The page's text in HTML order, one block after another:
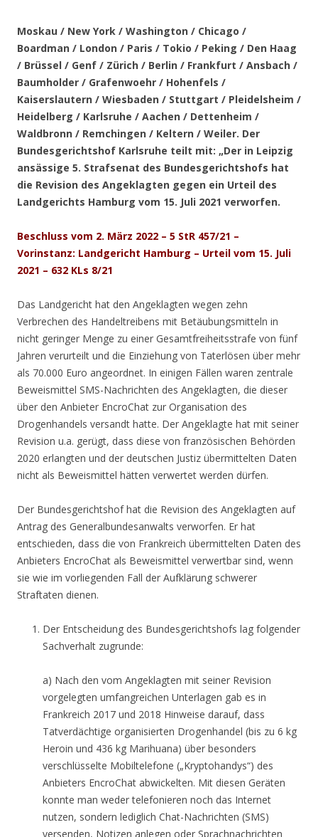
Moskau / New York / Washington / Chicago /
Boardman / London / Paris / Tokio / Peking / Den Haag
/ Brüssel / Genf / Zürich / Berlin / Frankfurt / Ansbach /
Baumholder / Grafenwoehr / Hohenfels /
Kaiserslautern / Wiesbaden / Stuttgart / Pleidelsheim /
Heidelberg / Karlsruhe / Aachen / Dettenheim /
Waldbronn / Remchingen / Keltern / Weiler. Der
Bundesgerichtshof Karlsruhe teilt mit: „Der in Leipzig
ansässige 5. Strafsenat des Bundesgerichtshofs hat
die Revision des Angeklagten gegen ein Urteil des
Landgerichts Hamburg vom 15. Juli 2021 verworfen.
Beschluss vom 2. März 2022 – 5 StR 457/21 –
Vorinstanz: Landgericht Hamburg – Urteil vom 15. Juli
2021 – 632 KLs 8/21
Das Landgericht hat den Angeklagten wegen zehn
Verbrechen des Handeltreibens mit Betäubungsmitteln in
nicht geringer Menge zu einer Gesamtfreiheitsstrafe von fünf
Jahren verurteilt und die Einziehung von Taterlösen über mehr
als 70.000 Euro angeordnet. In einigen Fällen waren zentrale
Beweismittel SMS-Nachrichten des Angeklagten, die dieser
über den Anbieter EncroChat zur Organisation des
Drogenhandels versandt hatte. Der Angeklagte hat mit seiner
Revision u.a. gerügt, dass diese von französischen Behörden
2020 erlangten und der deutschen Justiz übermittelten Daten
nicht als Beweismittel hätten verwertet werden dürfen.
Der Bundesgerichtshof hat die Revision des Angeklagten auf
Antrag des Generalbundesanwalts verworfen. Er hat
entschieden, dass die von Frankreich übermittelten Daten des
Anbieters EncroChat als Beweismittel verwertbar sind, wenn
sie wie im vorliegenden Fall der Aufklärung schwerer
Straftaten dienen.
Der Entscheidung des Bundesgerichtshofs lag folgender
Sachverhalt zugrunde:
a) Nach den vom Angeklagten mit seiner Revision
vorgelegten umfangreichen Unterlagen gab es in
Frankreich 2017 und 2018 Hinweise darauf, dass
Tatverdächtige organisierten Drogenhandel (bis zu 6 kg
Heroin und 436 kg Marihuana) über besonders
verschlüsselte Mobiltelefone („Kryptohandys“) des
Anbieters EncroChat abwickelten. Mit diesen Geräten
konnte man weder telefonieren noch das Internet
nutzen, sondern lediglich Chat-Nachrichten (SMS)
versenden, Notizen anlegen oder Sprachnachrichten